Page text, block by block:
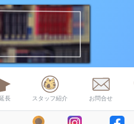
長 スタッフ紹介 お問合せ